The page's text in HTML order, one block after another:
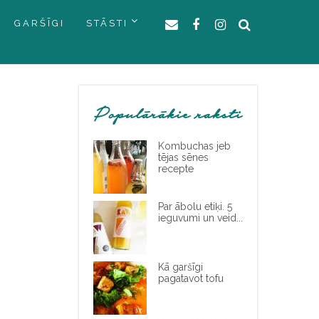
GARŠĪGI STĀSTI
Populārākie raksti
Kombuchas jeb
tējas sēnes
recepte
Par ābolu etiķi. 5
ieguvumi un veid...
Kā garšīgi
pagatavot tofu